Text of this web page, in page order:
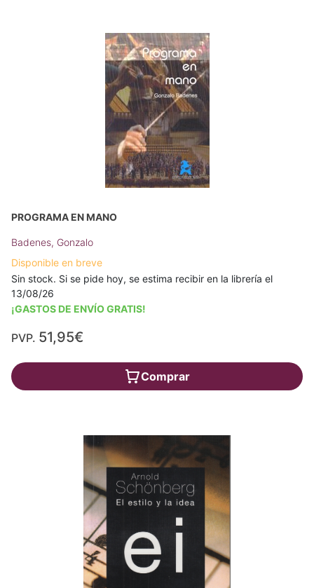
PROGRAMA EN MANO
Badenes, Gonzalo
Disponible en breve
Sin stock. Si se pide hoy, se estima recibir en la librería el
13/08/26
¡GASTOS DE ENVÍO GRATIS!
PVP. 51,95€
Comprar